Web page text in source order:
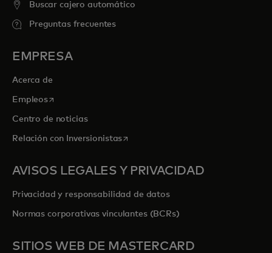
Buscar cajero automático
Preguntas frecuentes
EMPRESA
Acerca de
Empleosse abre en una pestaña nueva
Centro de noticias
Relación con Inversionistasse abre en una pestaña nueva
AVISOS LEGALES Y PRIVACIDAD
Privacidad y responsabilidad de datos
Normas corporativas vinculantes (BCRs)
SITIOS WEB DE MASTERCARD